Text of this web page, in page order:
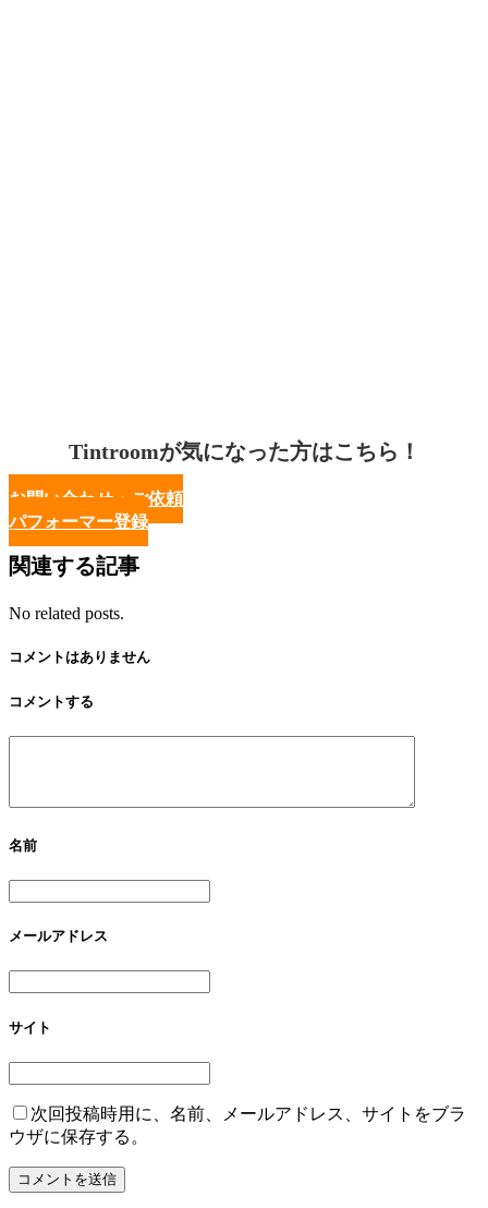
Tintroomが気になった方はこちら！
お問い合わせ・ご依頼
パフォーマー登録
関連する記事
No related posts.
コメントはありません
コメントする
名前
メールアドレス
サイト
次回投稿時用に、名前、メールアドレス、サイトをブラ
ウザに保存する。